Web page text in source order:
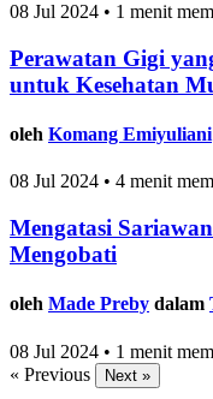
08 Jul 2024 • 1 menit
Perawatan Gigi
untuk Kesehatan
oleh Komang Emiyuliani
08 Jul 2024 • 4 menit
Mengatasi
Mengobati
oleh Made Preby dalam
08 Jul 2024 • 1 menit
« Previous
Next »